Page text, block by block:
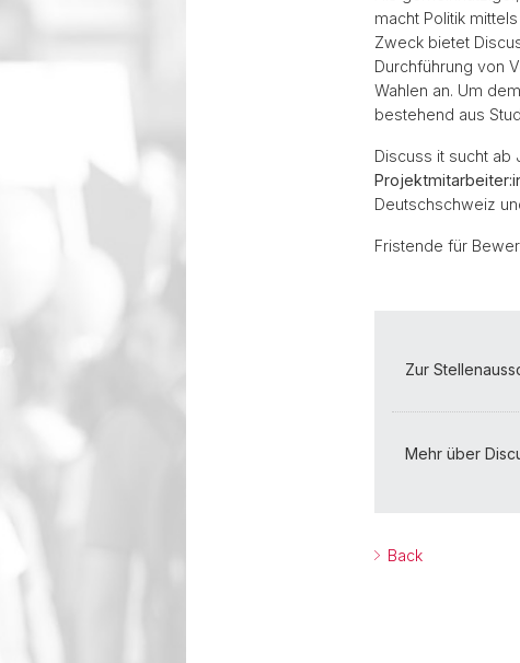
macht Politik
Zweck bietet
Durchführung von
Wahlen an. Um
bestehend aus
Discuss it sucht ab
Deutschschweiz
Fristende für
Zur
Mehr über
Back